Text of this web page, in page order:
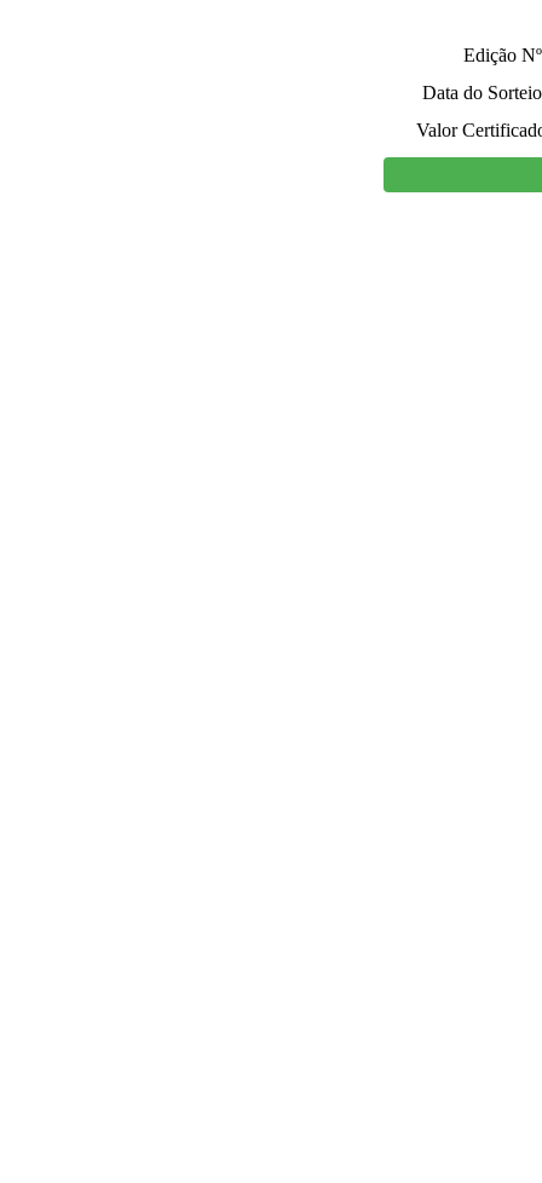
Edição
Data do
Valor